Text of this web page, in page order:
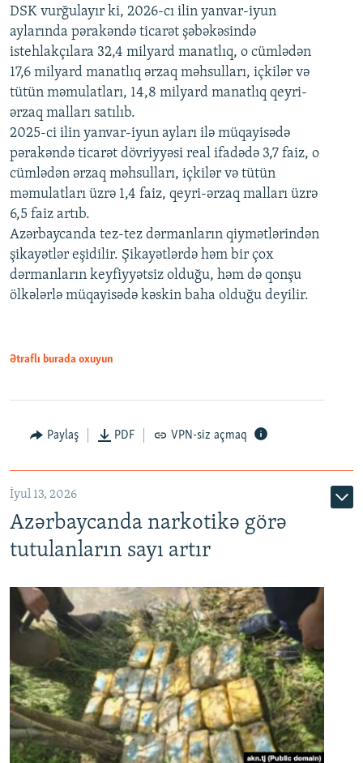
DSK vurğulayır ki, 2026-cı ilin yanvar-iyun
aylarında pərakəndə ticarət şəbəkəsində
istehlakçılara 32,4 milyard manatlıq, o cümlədən
17,6 milyard manatlıq ərzaq məhsulları, içkilər və
tütün məmulatları, 14,8 milyard manatlıq qeyri-
ərzaq malları satılıb.
2025-ci ilin yanvar-iyun ayları ilə müqayisədə
pərakəndə ticarət dövriyyəsi real ifadədə 3,7 faiz, o
cümlədən ərzaq məhsulları, içkilər və tütün
məmulatları üzrə 1,4 faiz, qeyri-ərzaq malları üzrə
6,5 faiz artıb.
Azərbaycanda tez-tez dərmanların qiymətlərindən
şikayətlər eşidilir. Şikayətlərdə həm bir çox
dərmanların keyfiyyətsiz olduğu, həm də qonşu
ölkələrlə müqayisədə kəskin baha olduğu deyilir.
Ətraflı burada oxuyun
Paylaş PDF VPN-siz açmaq
İyul 13, 2026
Azərbaycanda narkotikə görə
tutulanların sayı artır